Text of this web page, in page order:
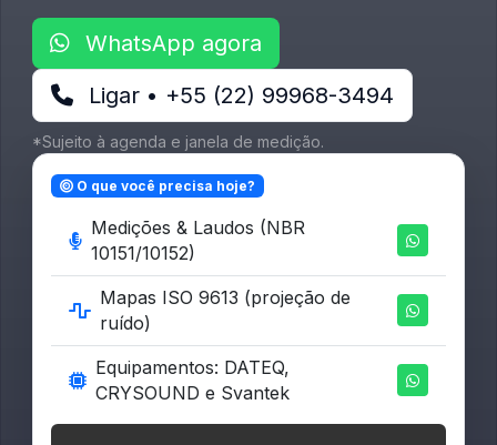
WhatsApp agora
Ligar • +55 (22) 99968-3494
*Sujeito à agenda e janela de medição.
O que você precisa hoje?
Medições & Laudos (NBR
10151/10152)
Mapas ISO 9613 (projeção de
ruído)
Equipamentos: DATEQ,
CRYSOUND e Svantek